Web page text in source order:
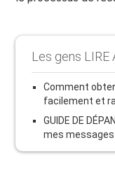
Les gens LIRE
Comment
facilement et
GUIDE DE
mes messages